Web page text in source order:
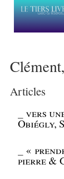
Articles
_vers
Obiégly,
«
pierre &